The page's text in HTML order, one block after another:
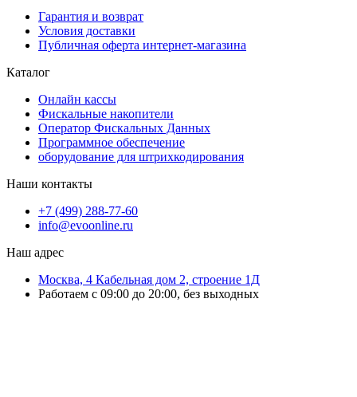
Гарантия и возврат
Условия доставки
Публичная оферта интернет-магазина
Каталог
Онлайн кассы
Фискальные накопители
Оператор Фискальных Данных
Программное обеспечение
оборудование для штрихкодирования
Наши контакты
+7 (499) 288-77-60
info@evoonline.ru
Наш адрес
Москва, 4 Кабельная дом 2, строение 1Д
Работаем с 09:00 до 20:00, без выходных